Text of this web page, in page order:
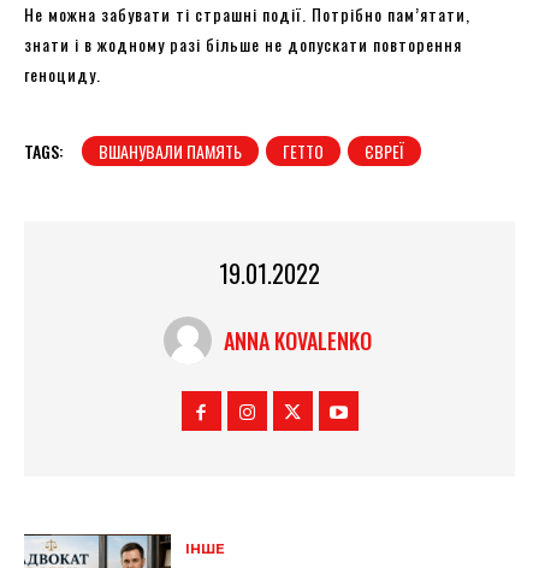
Не можна забувати ті страшні події. Потрібно пам’ятати,
знати і в жодному разі більше не допускати повторення
геноциду.
TAGS: ВШАНУВАЛИ ПАМЯТЬ ГЕТТО ЄВРЕЇ
19.01.2022
ANNA KOVALENKO
ІНШЕ